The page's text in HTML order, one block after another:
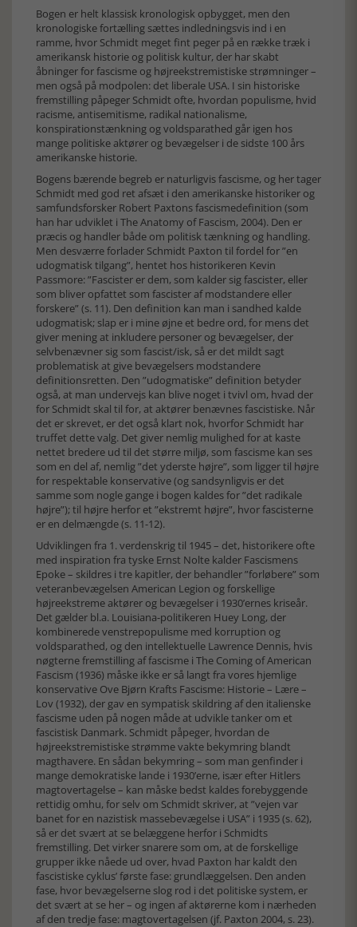
Bogen er helt klassisk kronologisk opbygget, men den
kronologiske fortælling sættes indledningsvis ind i en
ramme, hvor Schmidt meget fint peger på en række træk i
amerikansk historie og politisk kultur, der har skabt
åbninger for fascisme og højreekstremistiske strømninger –
men også på modpolen: det liberale USA. I sin historiske
fremstilling påpeger Schmidt ofte, hvordan populisme, hvid
racisme, antisemitisme, radikal nationalisme,
konspirationstænkning og voldsparathed går igen hos
mange politiske aktører og bevægelser i de sidste 100 års
amerikanske historie.
Bogens bærende begreb er naturligvis fascisme, og her tager
Schmidt med god ret afsæt i den amerikanske historiker og
samfundsforsker Robert Paxtons fascismedefinition (som
han har udviklet i The Anatomy of Fascism, 2004). Den er
præcis og handler både om politisk tænkning og handling.
Men desværre forlader Schmidt Paxton til fordel for ”en
udogmatisk tilgang”, hentet hos historikeren Kevin
Passmore: ”Fascister er dem, som kalder sig fascister, eller
som bliver opfattet som fascister af modstandere eller
forskere” (s. 11). Den definition kan man i sandhed kalde
udogmatisk; slap er i mine øjne et bedre ord, for mens det
giver mening at inkludere personer og bevægelser, der
selvbenævner sig som fascist/isk, så er det mildt sagt
problematisk at give bevægelsers modstandere
definitionsretten. Den ”udogmatiske” definition betyder
også, at man undervejs kan blive noget i tvivl om, hvad der
for Schmidt skal til for, at aktører benævnes fascistiske. Når
det er skrevet, er det også klart nok, hvorfor Schmidt har
truffet dette valg. Det giver nemlig mulighed for at kaste
nettet bredere ud til det større miljø, som fascisme kan ses
som en del af, nemlig ”det yderste højre”, som ligger til højre
for respektable konservative (og sandsynligvis er det
samme som nogle gange i bogen kaldes for ”det radikale
højre”); til højre herfor et ”ekstremt højre”, hvor fascisterne
er en delmængde (s. 11-12).
Udviklingen fra 1. verdenskrig til 1945 – det, historikere ofte
med inspiration fra tyske Ernst Nolte kalder Fascismens
Epoke – skildres i tre kapitler, der behandler ”forløbere” som
veteranbevægelsen American Legion og forskellige
højreekstreme aktører og bevægelser i 1930’ernes kriseår.
Det gælder bl.a. Louisiana-politikeren Huey Long, der
kombinerede venstrepopulisme med korruption og
voldsparathed, og den intellektuelle Lawrence Dennis, hvis
nøgterne fremstilling af fascisme i The Coming of American
Fascism (1936) måske ikke er så langt fra vores hjemlige
konservative Ove Bjørn Krafts Fascisme: Historie – Lære –
Lov (1932), der gav en sympatisk skildring af den italienske
fascisme uden på nogen måde at udvikle tanker om et
fascistisk Danmark. Schmidt påpeger, hvordan de
højreekstremistiske strømme vakte bekymring blandt
magthavere. En sådan bekymring – som man genfinder i
mange demokratiske lande i 1930’erne, især efter Hitlers
magtovertagelse – kan måske bedst kaldes forebyggende
rettidig omhu, for selv om Schmidt skriver, at ”vejen var
banet for en nazistisk massebevægelse i USA” i 1935 (s. 62),
så er det svært at se belæggene herfor i Schmidts
fremstilling. Det virker snarere som om, at de forskellige
grupper ikke nåede ud over, hvad Paxton har kaldt den
fascistiske cyklus’ første fase: grundlæggelsen. Den anden
fase, hvor bevægelserne slog rod i det politiske system, er
det svært at se her – og ingen af aktørerne kom i nærheden
af den tredje fase: magtovertagelsen (jf. Paxton 2004, s. 23).